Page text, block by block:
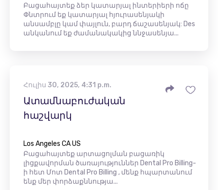
Բացահայտեք ձեր կատարյալ ինտերիերի ոճը
Փնտրում եք կատարյալ հյուրասենյակի
անսամբլը կամ փայլուն, բարդ ճաշասենյակ: Des
անկանում եք ժամանակակից ննջասենյա...
Հուլիս 30, 2025, 4:31 p.m.
Ատամնաբուժական
հաշվարկ
Los Angeles CA US
Բացահայտեք արտացոլման բացառիկ
լիցքավորման ծառայություններ Dental Pro Billing-
ի հետ Մոտ Dental Pro Billing , մենք հպարտանում
ենք մեր փորձաքննությա...